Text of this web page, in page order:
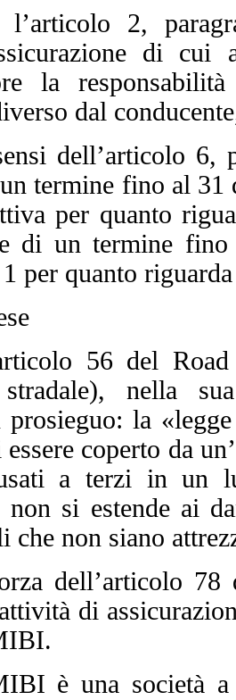
l’articolo 2,
di
la
dal
6,
termine fino al
per quanto
di un termine
per quanto
56 del Road
stradale), nella
la
coperto da
a terzi in un
non si estende ai
che non siano
78
di
società a